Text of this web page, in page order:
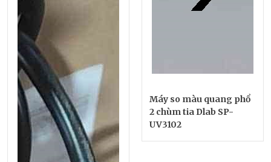
Máy so màu quang phổ
2 chùm tia Dlab SP-
UV3102